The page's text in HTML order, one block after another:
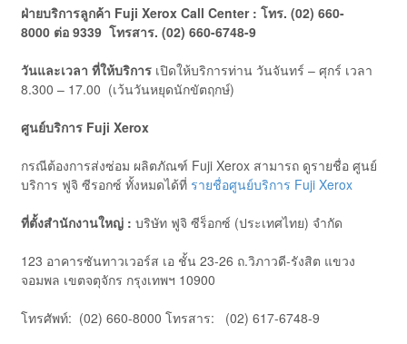
ฝ่ายบริการลูกค้า Fuji Xerox Call Center: โทร. (02) 660-
8000 ต่อ 9339 โทรสาร. (02) 660-6748-9
วันและเวลา ที่ให้บริการเปิดให้บริการท่าน วันจันทร์ – ศุกร์ เวลา
8.300 – 17.00 (เว้นวันหยุดนักขัตฤกษ์)
ศูนย์บริการ Fuji Xerox
กรณีต้องการส่งซ่อม ผลิตภัณฑ์ Fuji Xerox สามารถ ดูรายชื่อ ศูนย์
บริการ ฟูจิ ซีรอกซ์ ทั้งหมดได้ที่ รายชื่อศูนย์บริการ Fuji Xerox
ที่ตั้งสำนักงานใหญ่ : บริษัท ฟูจิ ซีร็อกซ์ (ประเทศไทย) จำกัด
123 อาคารซันทาวเวอร์ส เอ ชั้น 23-26 ถ.วิภาวดี-รังสิต แขวง
จอมพล เขตจตุจักร กรุงเทพฯ 10900
โทรศัพท์: (02) 660-8000 โทรสาร: (02) 617-6748-9